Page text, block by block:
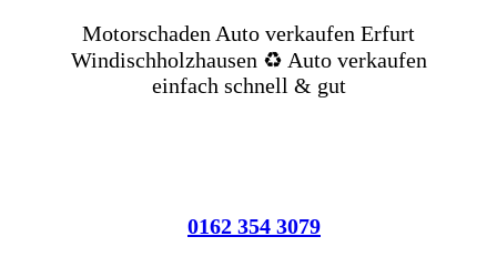
Motorschaden Auto verkaufen Erfurt
Windischholzhausen ♻️ Auto verkaufen
einfach schnell & gut
0162 354 3079